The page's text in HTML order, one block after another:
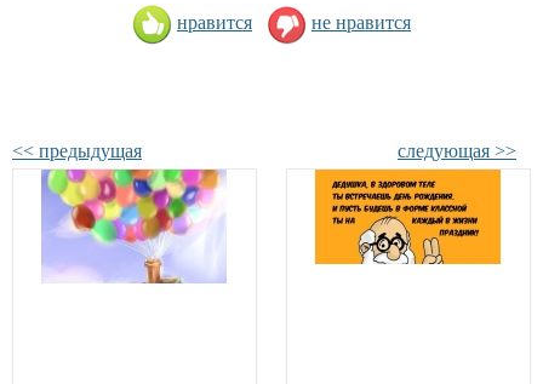
нравится не нравится
<< предыдущая следующая >>